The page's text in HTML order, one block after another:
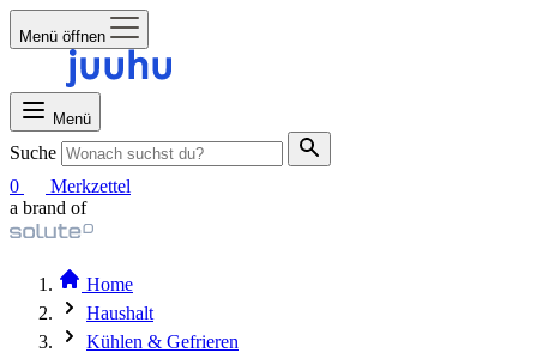
Menü öffnen
Menü
Suche
0
Merkzettel
a brand of
Home
Haushalt
Kühlen & Gefrieren